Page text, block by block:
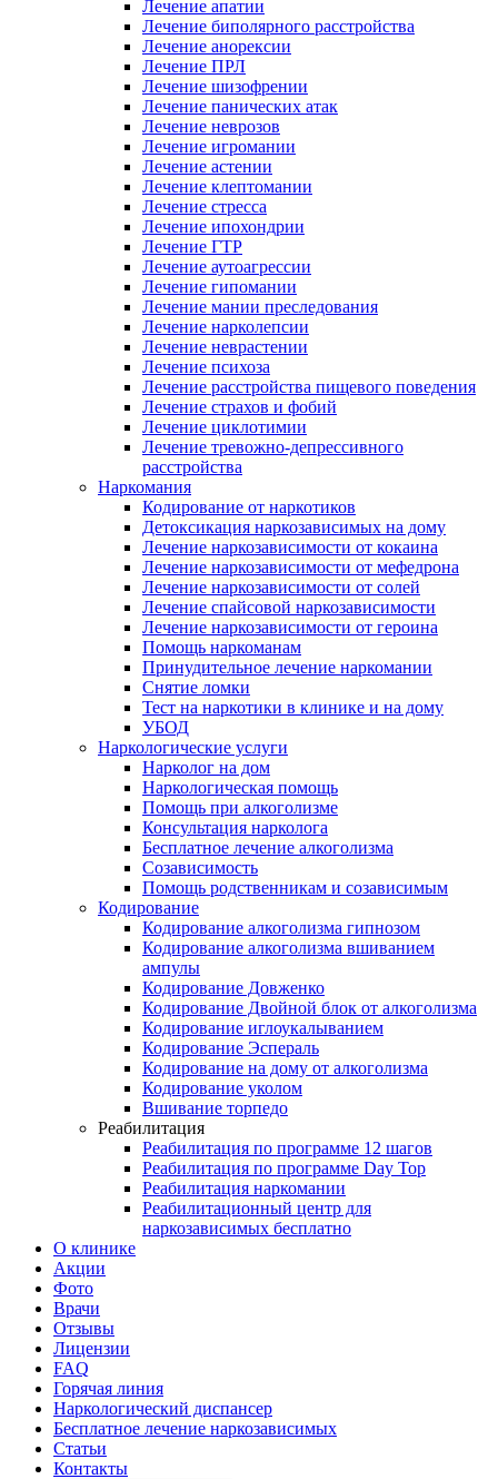
Лечение апатии
Лечение биполярного расстройства
Лечение анорексии
Лечение ПРЛ
Лечение шизофрении
Лечение панических атак
Лечение неврозов
Лечение игромании
Лечение астении
Лечение клептомании
Лечение стресса
Лечение ипохондрии
Лечение ГТР
Лечение аутоагрессии
Лечение гипомании
Лечение мании преследования
Лечение нарколепсии
Лечение неврастении
Лечение психоза
Лечение расстройства пищевого поведения
Лечение страхов и фобий
Лечение циклотимии
Лечение тревожно-депрессивного
расстройства
Наркомания
Кодирование от наркотиков
Детоксикация наркозависимых на дому
Лечение наркозависимости от кокаина
Лечение наркозависимости от мефедрона
Лечение наркозависимости от солей
Лечение спайсовой наркозависимости
Лечение наркозависимости от героина
Помощь наркоманам
Принудительное лечение наркомании
Снятие ломки
Тест на наркотики в клинике и на дому
УБОД
Наркологические услуги
Нарколог на дом
Наркологическая помощь
Помощь при алкоголизме
Консультация нарколога
Бесплатное лечение алкоголизма
Созависимость
Помощь родственникам и созависимым
Кодирование
Кодирование алкоголизма гипнозом
Кодирование алкоголизма вшиванием
ампулы
Кодирование Довженко
Кодирование Двойной блок от алкоголизма
Кодирование иглоукалыванием
Кодирование Эспераль
Кодирование на дому от алкоголизма
Кодирование уколом
Вшивание торпедо
Реабилитация
Реабилитация по программе 12 шагов
Реабилитация по программе Day Top
Реабилитация наркомании
Реабилитационный центр для
наркозависимых бесплатно
О клинике
Акции
Фото
Врачи
Отзывы
Лицензии
FAQ
Горячая линия
Наркологический диспансер
Бесплатное лечение наркозависимых
Статьи
Контакты